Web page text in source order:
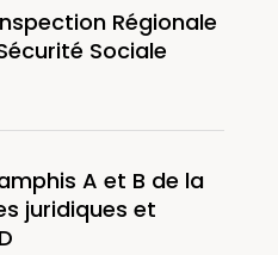
Régionale
Sociale
A et B de la
juridiques et